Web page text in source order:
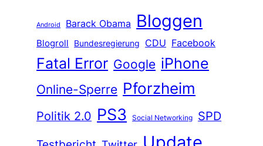
Android Barack Obama Bloggen
Blogroll Bundesregierung CDU Facebook
Fatal Error Google iPhone
Online-Sperre Pforzheim
Politik 2.0 PS3 Social Networking
SPD